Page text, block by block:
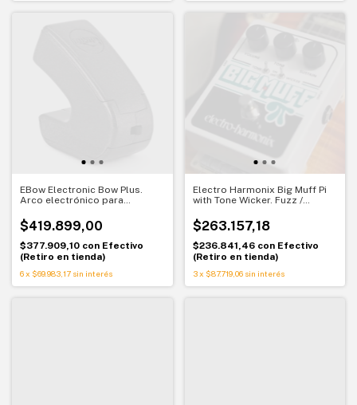
EBow Electronic Bow Plus.
Arco electrónico para
sonidos únicos
$419.899,00
$377.909,10 con Efectivo
(Retiro en tienda)
6x $69.983,17 sin interés
Electro Harmonix Big Muff Pi
with Tone Wicker. Fuzz /
mayor versatilidad tonal
$263.157,18
$236.841,46 con Efectivo
(Retiro en tienda)
3 x $87.719,06 sin interés